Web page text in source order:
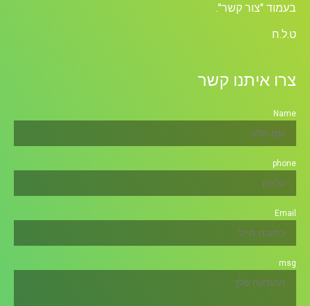
בעמוד "צור קשר".
ט.ל.ח
צרו איתנו קשר
Name
phone
Email
msg